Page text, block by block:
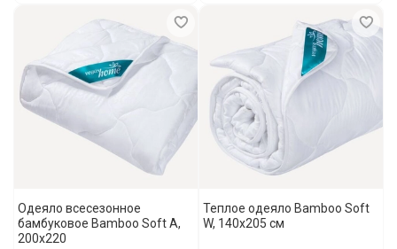
Одеяло всесезонное
бамбуковое Bamboo Soft A,
200x220
Теплое одеяло Bamboo Soft
W, 140x205 см